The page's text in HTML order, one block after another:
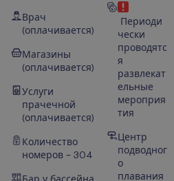
Врач
(оплачивается)
Магазины
(оплачивается)
Услуги
прачечной
(оплачивается)
Количество
номеров – 304
Периоди
чески
проводятс
я
развлекат
ельные
мероприя
тия
Центр
подводног
о
плавания